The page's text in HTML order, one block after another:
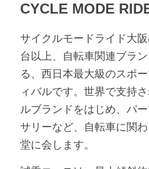
CYCLE MODE
サイクルモードライド大
台以上、自転車関連ブラ
る、西日本最大級のスポ
ィバルです。世界で支持
ルブランドをはじめ、パ
サリーなど、自転車に関
堂に会します。